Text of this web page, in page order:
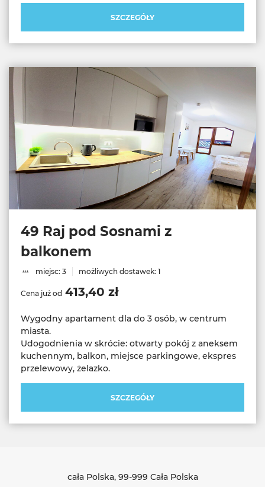
SZCZEGÓŁY
49 Raj pod Sosnami z
balkonem
miejsc: 3 możliwych dostawek: 1
Cena już od 413,40 zł
Wygodny apartament dla do 3 osób, w centrum
miasta.
Udogodnienia w skrócie: otwarty pokój z aneksem
kuchennym, balkon, miejsce parkingowe, ekspres
SZCZEGÓŁY
cała Polska, 99-999 Cała Polska